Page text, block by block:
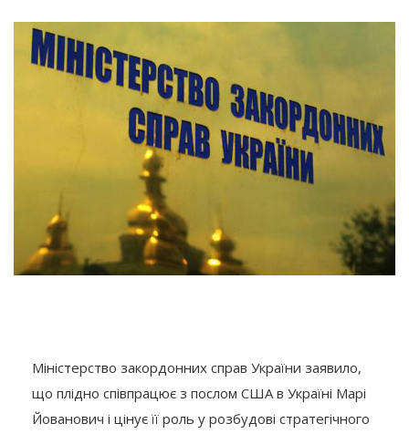
Міністерство закордонних справ України заявило,
що плідно співпрацює з послом США в Україні Марі
Йованович і цінує її роль у розбудові стратегічного